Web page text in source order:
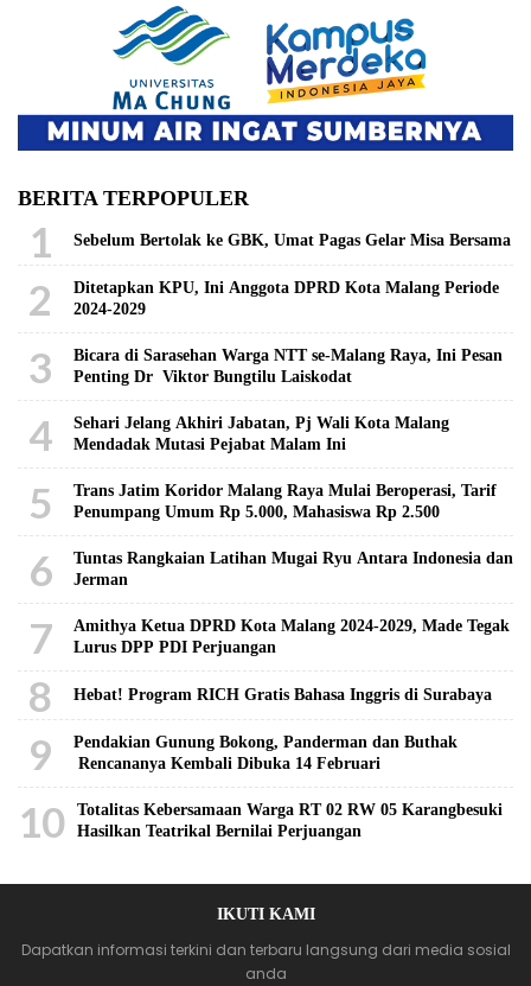
BERITA TERPOPULER
1 Sebelum Bertolak ke GBK, Umat Pagas Gelar Misa Bersama
2
Ditetapkan KPU, Ini Anggota DPRD Kota Malang Periode
2024-2029
3
Bicara di Sarasehan Warga NTT se-Malang Raya, Ini Pesan
Penting Dr Viktor Bungtilu Laiskodat
4
Sehari Jelang Akhiri Jabatan, Pj Wali Kota Malang
Mendadak Mutasi Pejabat Malam Ini
5
Trans Jatim Koridor Malang Raya Mulai Beroperasi, Tarif
Penumpang Umum Rp 5.000, Mahasiswa Rp 2.500
6
Tuntas Rangkaian Latihan Mugai Ryu Antara Indonesia dan
Jerman
7
Amithya Ketua DPRD Kota Malang 2024-2029, Made Tegak
Lurus DPP PDI Perjuangan
8 Hebat! Program RICH Gratis Bahasa Inggris di Surabaya
9
Pendakian Gunung Bokong, Panderman dan Buthak
Rencananya Kembali Dibuka 14 Februari
10
Totalitas Kebersamaan Warga RT 02 RW 05 Karangbesuki
Hasilkan Teatrikal Bernilai Perjuangan
IKUTI KAMI
Dapatkan informasi terkini dan terbaru langsung dari media sosial
anda